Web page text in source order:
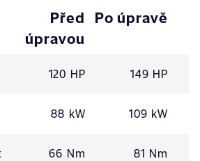
Před
úpravou
Po úpravě
120 HP 149 HP
88 kW 109 kW
66 Nm 81 Nm